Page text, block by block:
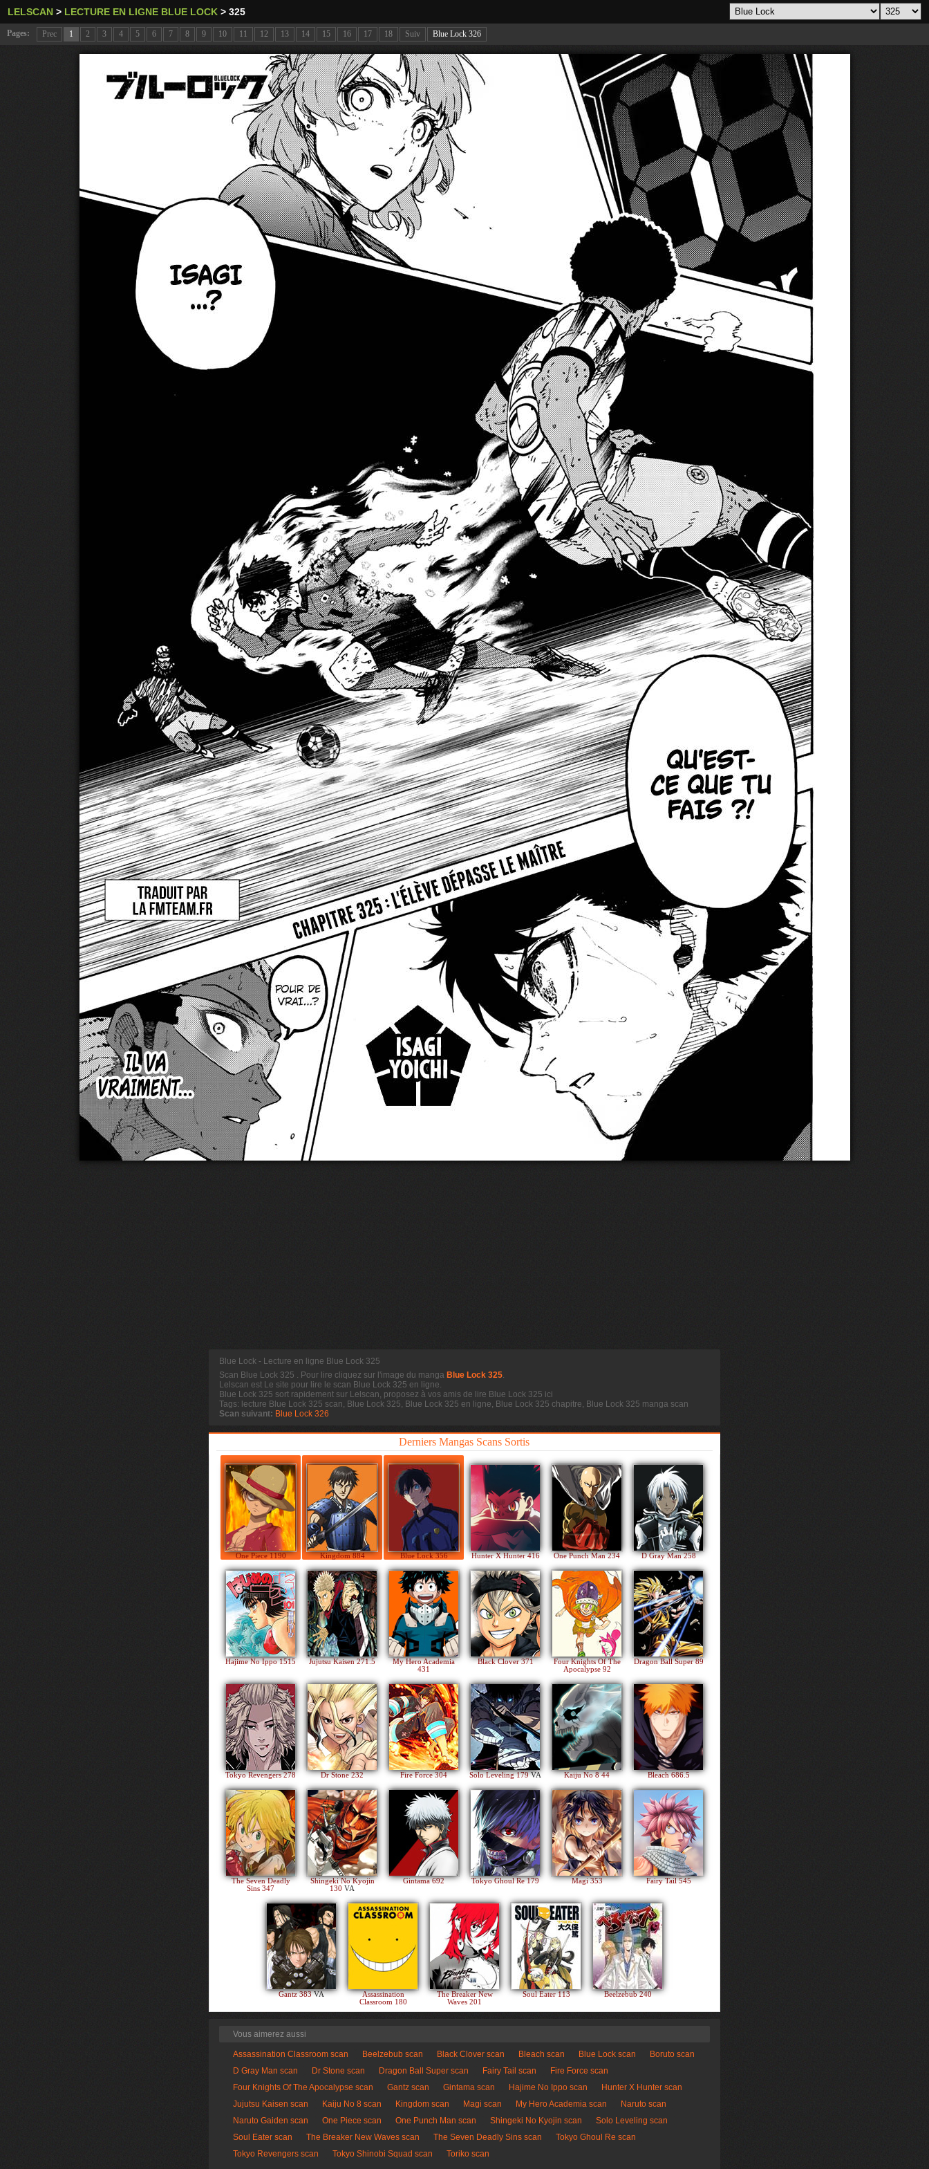
LELSCAN > LECTURE EN LIGNE BLUE LOCK > 325
Pages: Prec 1 2 3 4 5 6 7 8 9 10 11 12 13 14 15 16 17 18 Suiv Blue Lock 326
Blue Lock - Lecture en ligne Blue Lock 325
Scan Blue Lock 325 . Pour lire cliquez sur l'image du manga Blue Lock 325.
Lelscan est Le site pour lire le scan Blue Lock 325 en ligne.
Blue Lock 325 sort rapidement sur Lelscan, proposez à vos amis de lire Blue Lock 325 ici
Tags: lecture Blue Lock 325 scan, Blue Lock 325, Blue Lock 325 en ligne, Blue Lock 325 chapitre, Blue Lock 325 manga scan
Scan suivant: Blue Lock 326
Derniers Mangas Scans Sortis
One Piece 1190 Kingdom 884 Blue Lock 356 Hunter X Hunter 416 One Punch Man 234 D Gray Man 258
Hajime No Ippo 1515 Jujutsu Kaisen 271.5
My Hero Academia
431
Black Clover 371
Four Knights Of The
Apocalypse 92
Dragon Ball Super 89
Tokyo Revengers 278 Dr Stone 232 Fire Force 304 Solo Leveling 179VA Kaiju No 8 44 Bleach 686.5
The Seven Deadly
Sins 347
Shingeki No Kyojin
130 VA
Gintama 692 Tokyo Ghoul Re 179 Magi 353 Fairy Tail 545
Gantz 383VA
Assassination
Classroom 180
The Breaker New
Waves 201
Soul Eater 113 Beelzebub 240
Vous aimerez aussi
Assassination Classroom scan Beelzebub scan Black Clover scan Bleach scan Blue Lock scan
Boruto scan
D Gray Man scan
Dr Stone scan Dragon Ball Super scan Fairy Tail scan
Fire Force scan
Four Knights Of The Apocalypse scan
Gantz scan Gintama scan Hajime No Ippo scan
Hunter X Hunter scan
Jujutsu Kaisen scan
Kaiju No 8 scan Kingdom scan Magi scan My Hero Academia scan
Naruto scan
Naruto Gaiden scan
One Piece scan One Punch Man scan Shingeki No Kyojin scan
Solo Leveling scan
Soul Eater scan
The Breaker New Waves scan The Seven Deadly Sins scan
Tokyo Ghoul Re scan
Tokyo Revengers scan
Tokyo Shinobi Squad scan Toriko scan